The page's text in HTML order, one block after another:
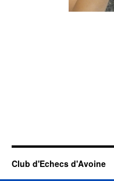
Club d'Echecs d'Avoine